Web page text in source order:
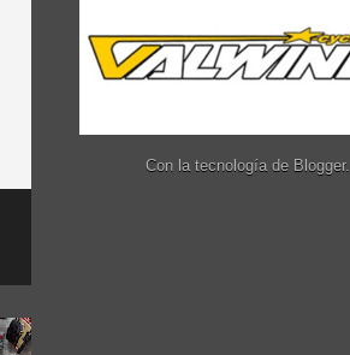
Con la tecnología de Blogger.